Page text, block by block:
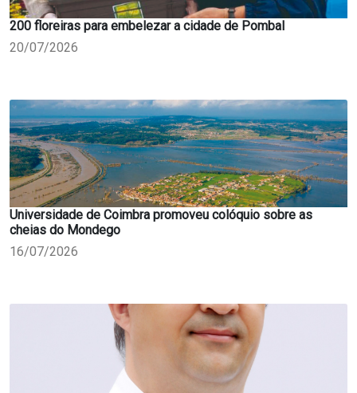
200 floreiras para embelezar a cidade de Pombal
20/07/2026
Universidade de Coimbra promoveu colóquio sobre as
cheias do Mondego
16/07/2026